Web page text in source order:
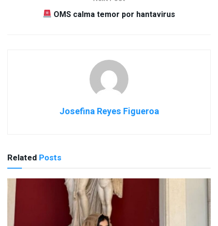
OMS calma temor por hantavirus
Josefina Reyes Figueroa
Related Posts